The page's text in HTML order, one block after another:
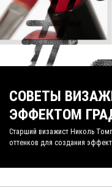
СОВЕТЫ
ЭФФЕКТОМ
Старший визажист Николь
оттенков для создания